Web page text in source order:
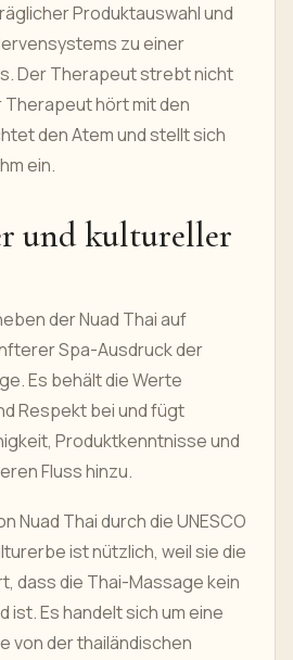
Produktauswahl und
zu einer
Der Therapeut strebt nicht
hört mit den
den Atem und stellt sich
ein.
und kultureller
der Nuad Thai auf
Spa-Ausdruck der
Es behält die Werte
Respekt bei und fügt
Produktkenntnisse und
Fluss hinzu.
Nuad Thai durch die UNESCO
ist nützlich, weil sie die
dass die Thai-Massage kein
ist. Es handelt sich um eine
von der thailändischen